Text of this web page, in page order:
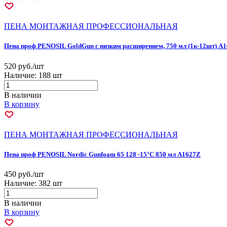
ПЕНА МОНТАЖНАЯ ПРОФЕССИОНАЛЬНАЯ
Пена проф PENOSIL GoldGun с низким расширением, 750 мл (1к-12шт)
520 руб./шт
Наличие: 188 шт
В наличии
В корзину
ПЕНА МОНТАЖНАЯ ПРОФЕССИОНАЛЬНАЯ
Пена проф PENOSIL Nordic Gunfoam 65 128 -15°C 850 мл А1627Z
450 руб./шт
Наличие: 382 шт
В наличии
В корзину